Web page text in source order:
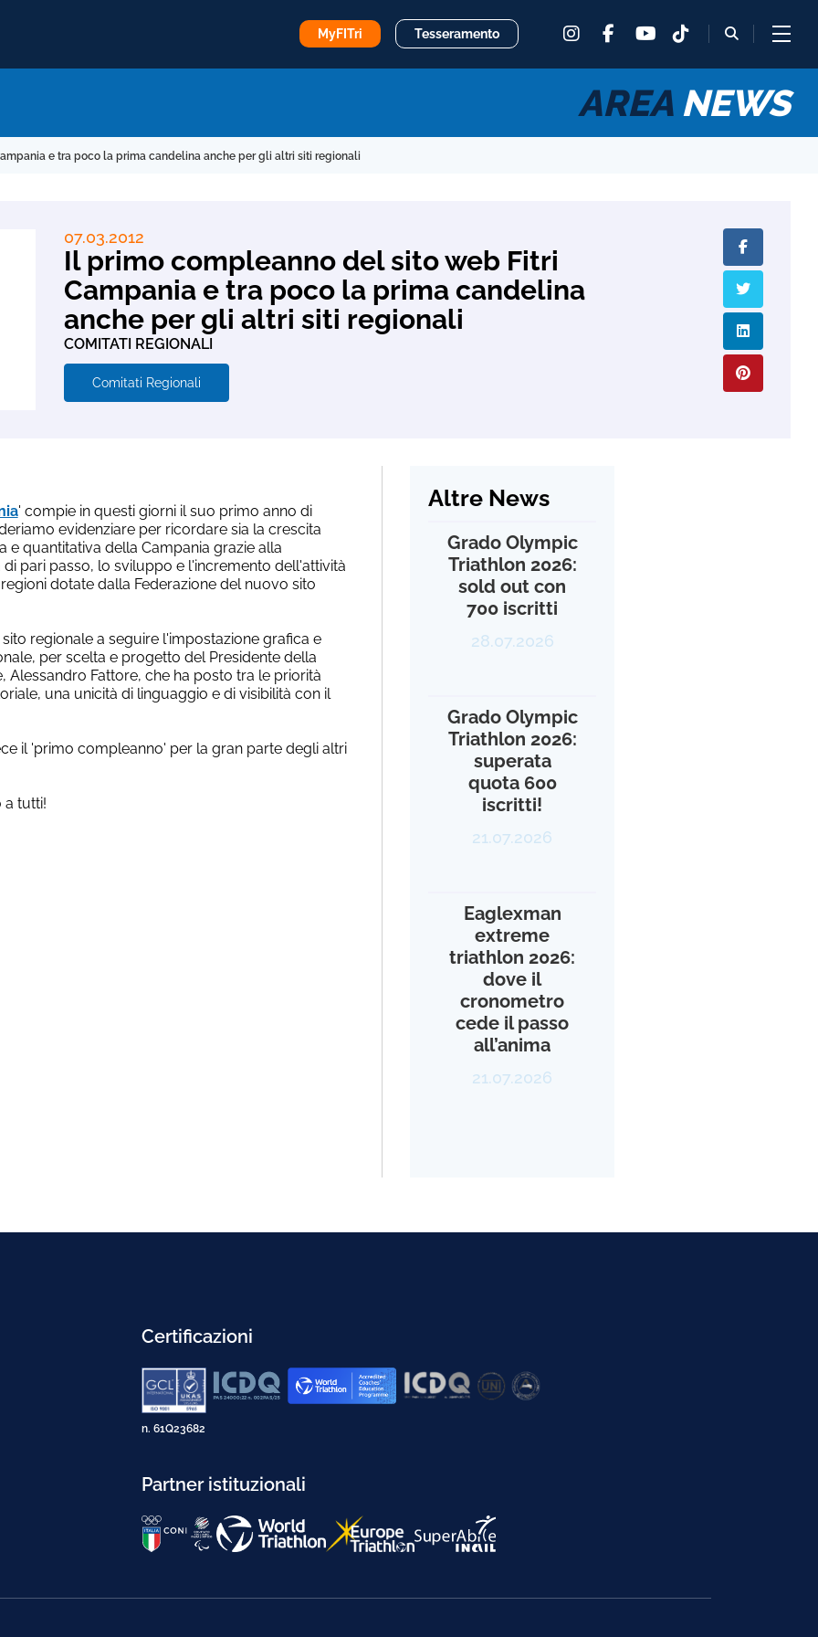
MyFITri Tesseramento instagram
facebooktiktok
glass
AREA NEWS
e tra poco la prima candelina anche per gli altri siti regionali
07.03.2012
Il primo compleanno del sito web Fitri
Campania e tra poco la prima candelina
anche per gli altri siti regionali
COMITATI REGIONALI
Comitati Regionali
' compie in questi giorni il suo primo anno di
evidenziare per ricordare sia la crescita
e quantitativa della Campania grazie alla
di pari passo, lo sviluppo e l'incremento dell'attività
dotate dalla Federazione del nuovo sito
regionale a seguire l'impostazione grafica e
per scelta e progetto del Presidente della
Alessandro Fattore, che ha posto tra le priorità
una unicità di linguaggio e di visibilità con il
il 'primo compleanno' per la gran parte degli altri
a tutti!
Altre News
Grado Olympic
Triathlon 2026:
sold out con
700 iscritti
28.07.2026
Grado Olympic
Triathlon 2026:
superata
quota 600
iscritti!
21.07.2026
Eaglexman
extreme
triathlon 2026:
dove il
cronometro
cede il passo
all’anima
21.07.2026
Certificazioni
n. 61Q23682
Partner istituzionali